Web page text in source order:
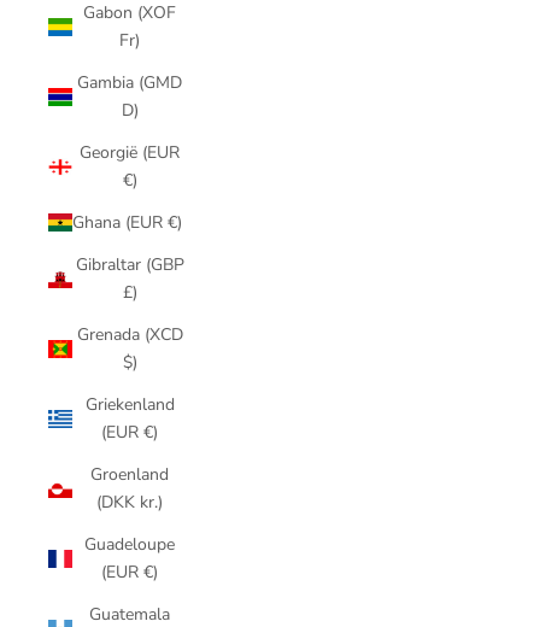
Gabon (XOF
Fr)
Gambia (GMD
D)
Georgië (EUR
€)
Ghana (EUR €)
Gibraltar (GBP
£)
Grenada (XCD
$)
Griekenland
(EUR €)
Groenland
(DKK kr.)
Guadeloupe
(EUR €)
Guatemala